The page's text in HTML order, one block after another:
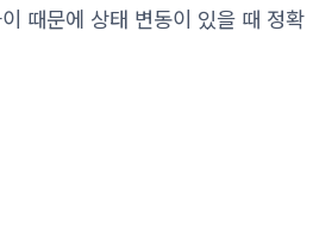
때문에 상태 변동이 있을 때 정확